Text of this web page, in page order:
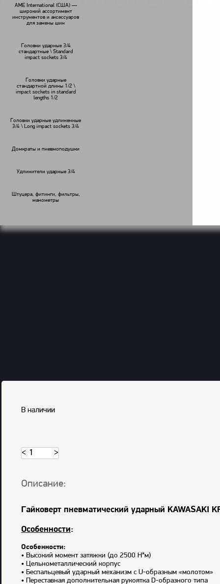
AME International (США) —
широкий ассортимент
инструментов и аксессуаров
для замены шин
Головки ударные 3/4
стандартные \ Standard
impact sockets 3/4
Головки ударные
стандартной длины 1/2 \
impact sockets in standard
lengths 1/2
Головки ударные удлиненные
3/4 \ Long impact sockets 3/4
Домкраты и пневмоподушки
Удлинители ударные 3/4
Штуцера, фитинги, фильтры,
манометры
В наличии
< >
Описание:
Гайковерт пневматический ударный KAWASAKI
Особенности:
Особенности:
• Высокий момент затяжки (до 2500 Н*м)
• Цельнометаллический корпус
• Беспальцевый ударный механизм с U-образным «молотом»
• Переставная дополнительная рукоятка D-образного типа